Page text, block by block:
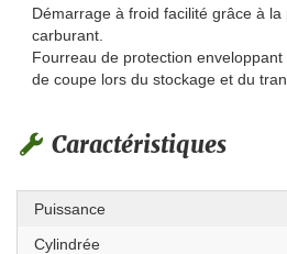
Démarrage à froid facilité grâce à la
carburant.
Fourreau de protection
de coupe lors du stockage et du
Caractéristiques
Puissance
Cylindrée